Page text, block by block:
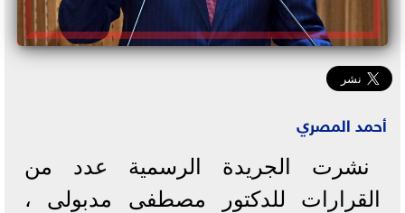
أحمد المصري
نشرت الجريدة الرسمية عدد من
القرارات للدكتور مصطفى مدبولى ،